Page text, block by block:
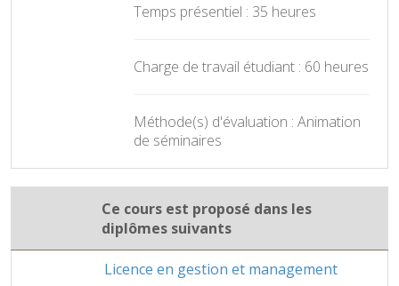
Temps présentiel : 35 heures
Charge de travail étudiant : 60 heures
Méthode(s) d'évaluation : Animation
de séminaires
Ce cours est proposé dans les
diplômes suivants
Licence en gestion et management